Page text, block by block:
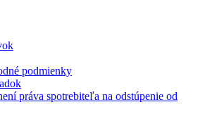
podmienky
práva spotrebiteľa na odstúpenie od